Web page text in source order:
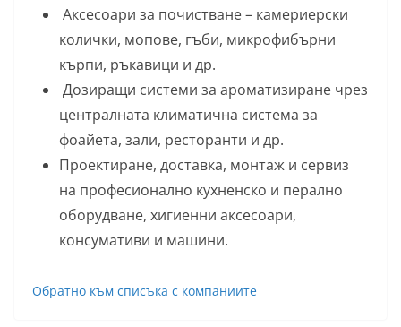
Аксесоари за почистване – камериерски
колички, мопове, гъби, микрофибърни
кърпи, ръкавици и др.
Дозиращи системи за ароматизиране чрез
централната климатична система за
фоайета, зали, ресторанти и др.
Проектиране, доставка, монтаж и сервиз
на професионално кухненско и перално
оборудване, хигиенни аксесоари,
консумативи и машини.
Обратно към списъка с компаниите